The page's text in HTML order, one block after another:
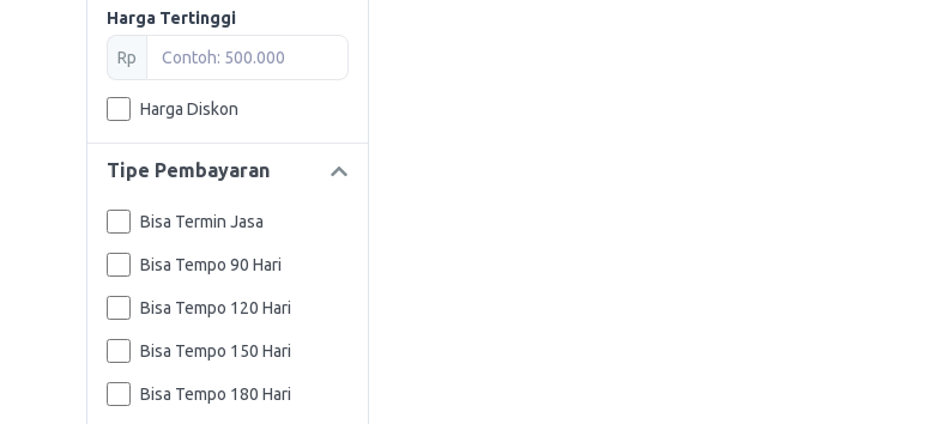
Harga Tertinggi
Rp
Harga Diskon
Tipe Pembayaran
Bisa Termin Jasa
Bisa Tempo 90 Hari
Bisa Tempo 120 Hari
Bisa Tempo 150 Hari
Bisa Tempo 180 Hari